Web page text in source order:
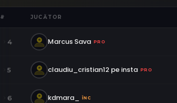
# JUCĂTOR
4 Marcus Sava PRO
5 claudiu_cristian12 pe insta PRO
6 kdmara_ ÎNC